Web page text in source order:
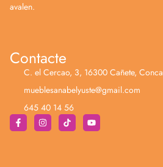
avalen.
Contacte
C. el Cercao, 3, 16300 Cañete, Conca
mueblesanabelyuste@gmail.com
645 40 14 56